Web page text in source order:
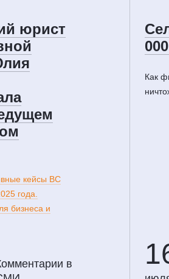
юрист
кейсы ВС
года.
бизнеса и
в
Как